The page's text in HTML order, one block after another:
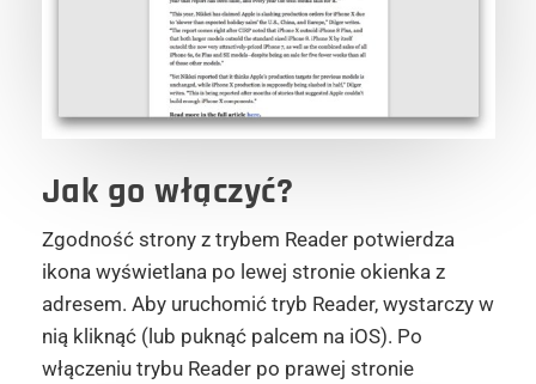
Jak go włączyć?
Zgodność strony z trybem Reader potwierdza
ikona wyświetlana po lewej stronie okienka z
adresem. Aby uruchomić tryb Reader, wystarczy w
nią kliknąć (lub puknąć palcem na iOS). Po
włączeniu trybu Reader po prawej stronie